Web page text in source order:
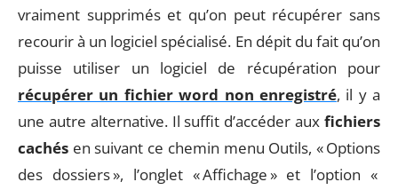
vraiment supprimés et qu’on peut récupérer sans
recourir à un logiciel spécialisé. En dépit du fait qu’on
puisse utiliser un logiciel de récupération pour
récupérer un fichier word non enregistré, il y a
une autre alternative. Il suffit d’accéder aux fichiers
cachés en suivant ce chemin menu Outils, « Options
des dossiers », l’onglet « Affichage » et l’option «